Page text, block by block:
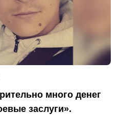
много денег
заслуги».